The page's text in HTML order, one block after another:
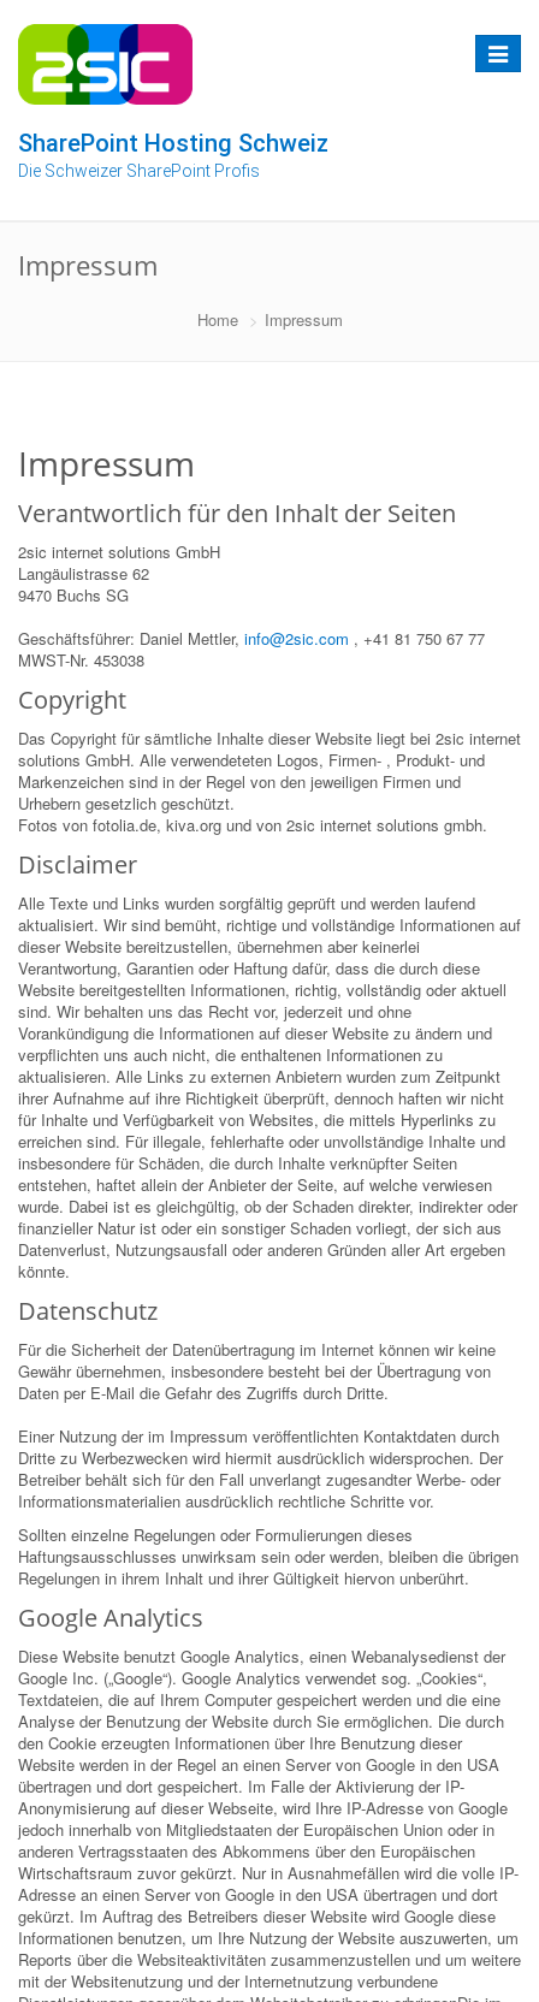
Inhalt
springen
Toggle
SharePoint Hosting Schweiz
Die Schweizer SharePoint Profis
Impressum
Home Impressum
Impressum
Verantwortlich für den Inhalt der Seiten
2sic internet solutions GmbH
Langäulistrasse 62
9470 Buchs SG
Geschäftsführer: Daniel Mettler, info@2sic.com , +41 81 750 67 77
MWST-Nr. 453038
Copyright
Das Copyright für sämtliche Inhalte dieser Website liegt bei 2sic internet
solutions GmbH. Alle verwendeteten Logos, Firmen- , Produkt- und
Markenzeichen sind in der Regel von den jeweiligen Firmen und
Urhebern gesetzlich geschützt.
Fotos von fotolia.de, kiva.org und von 2sic internet solutions gmbh.
Disclaimer
Alle Texte und Links wurden sorgfältig geprüft und werden laufend
aktualisiert. Wir sind bemüht, richtige und vollständige Informationen auf
dieser Website bereitzustellen, übernehmen aber keinerlei
Verantwortung, Garantien oder Haftung dafür, dass die durch diese
Website bereitgestellten Informationen, richtig, vollständig oder aktuell
sind. Wir behalten uns das Recht vor, jederzeit und ohne
Vorankündigung die Informationen auf dieser Website zu ändern und
verpflichten uns auch nicht, die enthaltenen Informationen zu
aktualisieren. Alle Links zu externen Anbietern wurden zum Zeitpunkt
ihrer Aufnahme auf ihre Richtigkeit überprüft, dennoch haften wir nicht
für Inhalte und Verfügbarkeit von Websites, die mittels Hyperlinks zu
erreichen sind. Für illegale, fehlerhafte oder unvollständige Inhalte und
insbesondere für Schäden, die durch Inhalte verknüpfter Seiten
entstehen, haftet allein der Anbieter der Seite, auf welche verwiesen
wurde. Dabei ist es gleichgültig, ob der Schaden direkter, indirekter oder
finanzieller Natur ist oder ein sonstiger Schaden vorliegt, der sich aus
Datenverlust, Nutzungsausfall oder anderen Gründen aller Art ergeben
könnte.
Datenschutz
Für die Sicherheit der Datenübertragung im Internet können wir keine
Gewähr übernehmen, insbesondere besteht bei der Übertragung von
Daten per E-Mail die Gefahr des Zugriffs durch Dritte.
Einer Nutzung der im Impressum veröffentlichten Kontaktdaten durch
Dritte zu Werbezwecken wird hiermit ausdrücklich widersprochen. Der
Betreiber behält sich für den Fall unverlangt zugesandter Werbe- oder
Informationsmaterialien ausdrücklich rechtliche Schritte vor.
Sollten einzelne Regelungen oder Formulierungen dieses
Haftungsausschlusses unwirksam sein oder werden, bleiben die übrigen
Regelungen in ihrem Inhalt und ihrer Gültigkeit hiervon unberührt.
Google Analytics
Diese Website benutzt Google Analytics, einen Webanalysedienst der
Google Inc. („Google“). Google Analytics verwendet sog. „Cookies“,
Textdateien, die auf Ihrem Computer gespeichert werden und die eine
Analyse der Benutzung der Website durch Sie ermöglichen. Die durch
den Cookie erzeugten Informationen über Ihre Benutzung dieser
Website werden in der Regel an einen Server von Google in den USA
übertragen und dort gespeichert. Im Falle der Aktivierung der IP-
Anonymisierung auf dieser Webseite, wird Ihre IP-Adresse von Google
jedoch innerhalb von Mitgliedstaaten der Europäischen Union oder in
anderen Vertragsstaaten des Abkommens über den Europäischen
Wirtschaftsraum zuvor gekürzt. Nur in Ausnahmefällen wird die volle IP-
Adresse an einen Server von Google in den USA übertragen und dort
gekürzt. Im Auftrag des Betreibers dieser Website wird Google diese
Informationen benutzen, um Ihre Nutzung der Website auszuwerten, um
Reports über die Websiteaktivitäten zusammenzustellen und um weitere
mit der Websitenutzung und der Internetnutzung verbundene